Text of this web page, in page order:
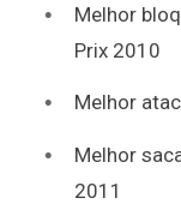
Melhor
Prix 2010
Melhor
Melhor
2011